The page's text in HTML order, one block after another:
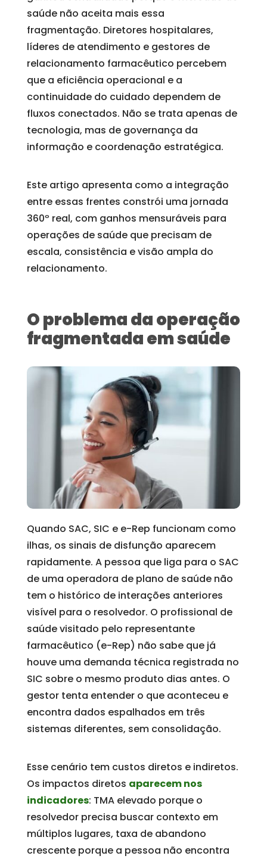
saúde não aceita mais essa
fragmentação. Diretores hospitalares,
líderes de atendimento e gestores de
relacionamento farmacêutico percebem
que a eficiência operacional e a
continuidade do cuidado dependem de
fluxos conectados. Não se trata apenas de
tecnologia, mas de governança da
informação e coordenação estratégica.
Este artigo apresenta como a integração
entre essas frentes constrói uma jornada
360º real, com ganhos mensuráveis para
operações de saúde que precisam de
escala, consistência e visão ampla do
relacionamento.
O problema da operação
fragmentada em saúde
Quando SAC, SIC e e-Rep funcionam como
ilhas, os sinais de disfunção aparecem
rapidamente. A pessoa que liga para o SAC
de uma operadora de plano de saúde não
tem o histórico de interações anteriores
visível para o resolvedor. O profissional de
saúde visitado pelo representante
farmacêutico (e-Rep) não sabe que já
houve uma demanda técnica registrada no
SIC sobre o mesmo produto dias antes. O
gestor tenta entender o que aconteceu e
encontra dados espalhados em três
sistemas diferentes, sem consolidação.
Esse cenário tem custos diretos e indiretos.
Os impactos diretos aparecem nos
indicadores: TMA elevado porque o
resolvedor precisa buscar contexto em
múltiplos lugares, taxa de abandono
crescente porque a pessoa não encontra